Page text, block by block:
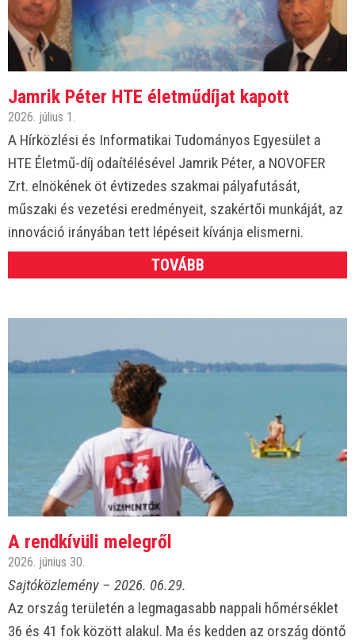
Jamrik Péter HTE életműdíjat kapott
2026. július 1.
A Hírközlési és Informatikai Tudományos Egyesület a
HTE Életmű-díj odaítélésével Jamrik Péter, a NOVOFER
Zrt. elnökének öt évtizedes szakmai pályafutását,
műszaki és vezetési eredményeit, szakértői munkáját, az
innováció irányában tett lépéseit kívánja elismerni.
TOVÁBB
A rendkívüli melegről
2026. június 30.
Sajtóközlemény – 2026. 06.29.
Az ország területén a legmagasabb nappali hőmérséklet
36 és 41 fok között alakul. Ma és kedden az ország döntő